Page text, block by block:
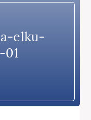
elku-
01